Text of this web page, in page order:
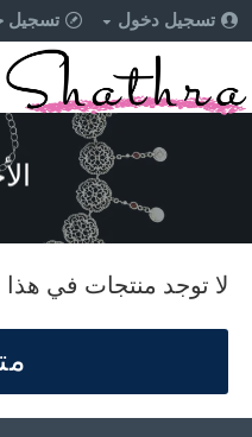
تسجيل دخول تسجيل
لا توجد منتجات في